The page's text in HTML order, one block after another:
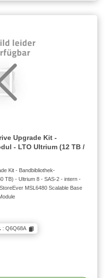
Upgrade Kit -
- LTO Ultrium (12 TB /
Kit - Bandbibliothek-
TB) - Ultrium 8 - SAS-2 - intern -
MSL6480 Scalable Base
: Q6Q68A